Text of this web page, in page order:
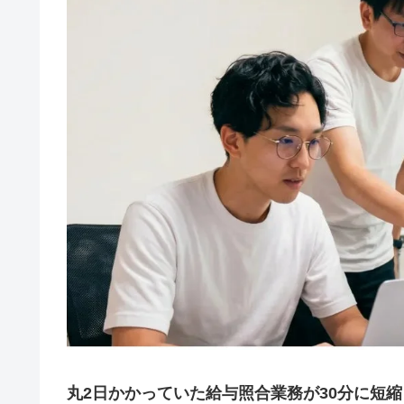
丸2日かかっていた給与照合業務が30分に短